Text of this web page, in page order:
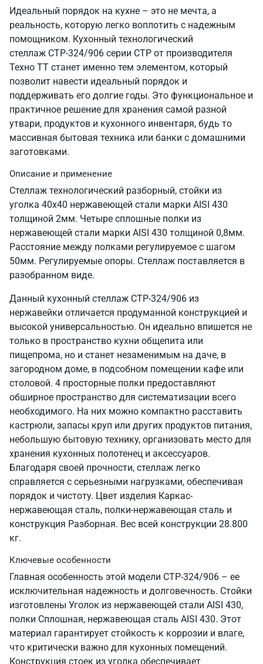
Идеальный порядок на кухне – это не мечта, а
реальность, которую легко воплотить с надежным
помощником. Кухонный технологический
стеллаж СТР-324/906 серии СТР от производителя
Техно ТТ станет именно тем элементом, который
позволит навести идеальный порядок и
поддерживать его долгие годы. Это функциональное и
практичное решение для хранения самой разной
утвари, продуктов и кухонного инвентаря, будь то
массивная бытовая техника или банки с домашними
заготовками.
Описание и применение
Стеллаж технологический разборный, стойки из
уголка 40х40 нержавеющей стали марки AISI 430
толщиной 2мм. Четыре сплошные полки из
нержавеющей стали марки AISI 430 толщиной 0,8мм.
Расстояние между полками регулируемое с шагом
50мм. Регулируемые опоры. Стеллаж поставляется в
разобранном виде.
Данный кухонный стеллаж СТР-324/906 из
нержавейки отличается продуманной конструкцией и
высокой универсальностью. Он идеально впишется не
только в пространство кухни общепита или
пищепрома, но и станет незаменимым на даче, в
загородном доме, в подсобном помещении кафе или
столовой. 4 просторные полки предоставляют
обширное пространство для систематизации всего
необходимого. На них можно компактно расставить
кастрюли, запасы круп или других продуктов питания,
небольшую бытовую технику, организовать место для
хранения кухонных полотенец и аксессуаров.
Благодаря своей прочности, стеллаж легко
справляется с серьезными нагрузками, обеспечивая
порядок и чистоту. Цвет изделия Каркас-
нержавеющая сталь, полки-нержавеющая сталь и
конструкция Разборная. Вес всей конструкции 28.800
кг.
Ключевые особенности
Главная особенность этой модели СТР-324/906 – ее
исключительная надежность и долговечность. Стойки
изготовлены Уголок из нержавеющей стали AISI 430,
полки Сплошная, нержавеющая сталь AISI 430. Этот
материал гарантирует стойкость к коррозии и влаге,
что критически важно для кухонных помещений.
Конструкция стоек из уголка обеспечивает